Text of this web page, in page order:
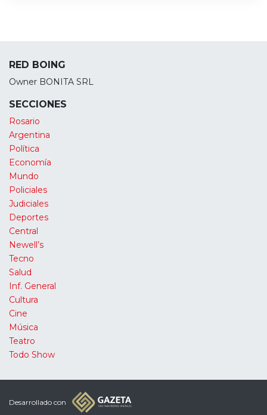
RED BOING
Owner BONITA SRL
SECCIONES
Rosario
Argentina
Política
Economía
Mundo
Policiales
Judiciales
Deportes
Central
Newell’s
Tecno
Salud
Inf. General
Cultura
Cine
Música
Teatro
Todo Show
Desarrollado con